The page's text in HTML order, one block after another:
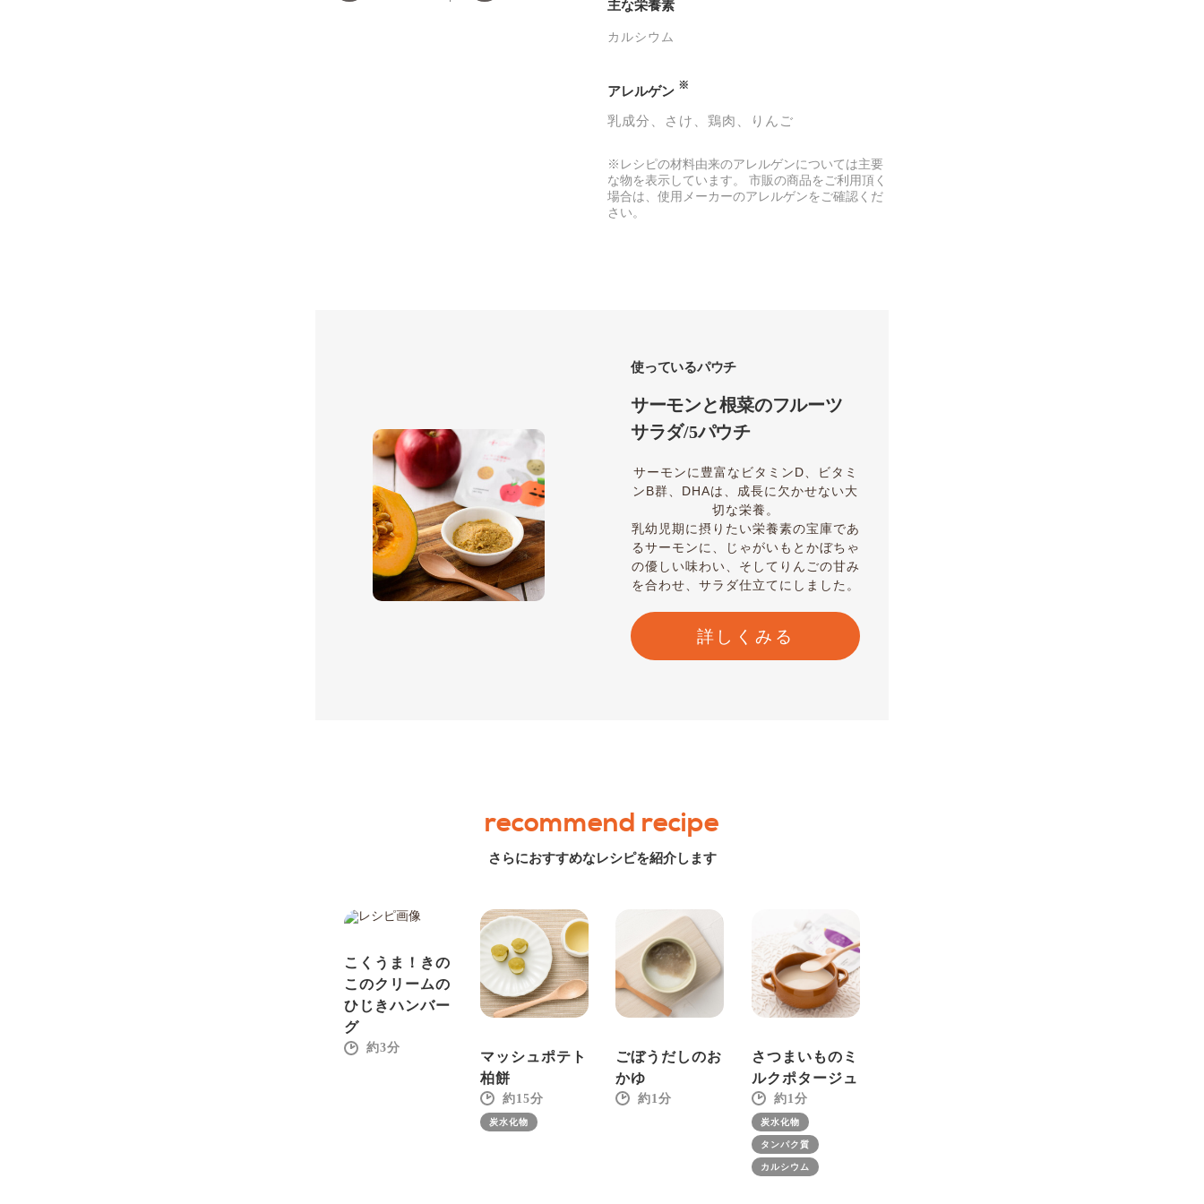
主な栄養素
カルシウム
アレルゲン ※
乳成分 さけ 鶏肉 りんご
※レシピの材料由来のアレルゲンについては主要
な物を表示しています。 市販の商品をご利用頂く
場合は、使用メーカーのアレルゲンをご確認くだ
さい。
使っているパウチ
サーモンと根菜のフルーツ
サラダ/5パウチ
サーモンに豊富なビタミンD、ビタミ
ンB群、DHAは、成長に欠かせない大
切な栄養。
乳幼児期に摂りたい栄養素の宝庫であ
るサーモンに、じゃがいもとかぼちゃ
の優しい味わい、そしてりんごの甘み
を合わせ、サラダ仕立てにしました。
詳しくみる
recommend recipe
さらにおすすめなレシピを紹介します
こくうま！きの
このクリームの
ひじきハンバー
グ
3
マッシュポテト
柏餅
15
炭水化物
ごぼうだしのお
かゆ
1
さつまいものミ
ルクポタージュ
1
炭水化物
タンパク質
カルシウム